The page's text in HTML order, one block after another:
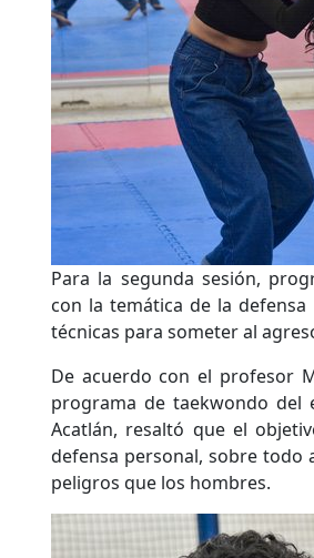
Para la segunda sesión,
con la temática de la
técnicas para someter al
De acuerdo con el profesor
programa de taekwondo del
Acatlán, resaltó que el
defensa personal, sobre todo
peligros que los hombres.